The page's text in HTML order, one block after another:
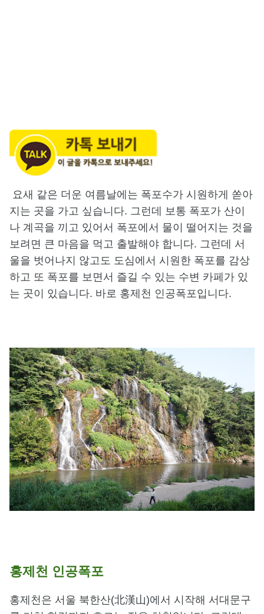
요새 같은 더운 여름날에는 폭포수가 시원하게 쏟아
지는 곳을 가고 싶습니다. 그런데 보통 폭포가 산이
나 계곡을 끼고 있어서 폭포에서 물이 떨어지는 것을
보려면 큰 마음을 먹고 출발해야 합니다. 그런데 서
울을 벗어나지 않고도 도심에서 시원한 폭포를 감상
하고 또 폭포를 보면서 즐길 수 있는 수변 카페가 있
는 곳이 있습니다. 바로 홍제천 인공폭포입니다.
홍제천 인공폭포
홍제천은 서울 북한산(北漢山)에서 시작해 서대문구